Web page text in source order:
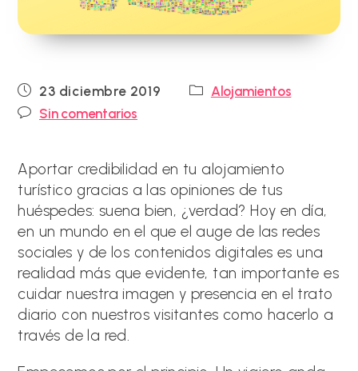
Publicación
de
la
23 diciembre 2019
Categoría
Alojamientos
Comentarios
Sin comentarios
Aportar credibilidad en tu alojamiento
turístico gracias a las opiniones de tus
huéspedes: suena bien, ¿verdad? Hoy en día,
en un mundo en el que el auge de las redes
sociales y de los contenidos digitales es una
realidad más que evidente, tan importante es
cuidar nuestra imagen y presencia en el trato
diario con nuestros visitantes como hacerlo a
través de la red.